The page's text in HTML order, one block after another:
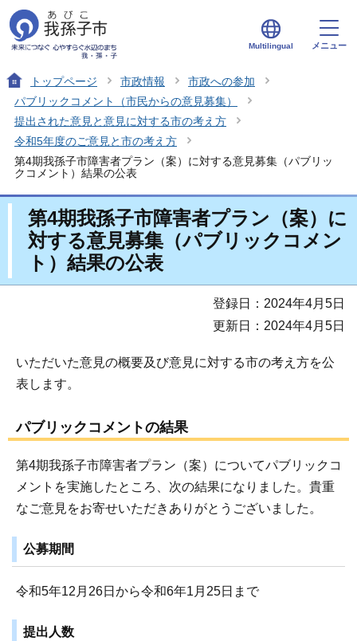
Multilingual メニュー
トップページ 市政情報
市政への参加
パブリックコメント（市民からの意見募集）
提出された意見と意見に対する市の考え方
令和5年度のご意見と市の考え方
第4期我孫子市障害者プラン（案）に対する意見募集（パブリッ
クコメント）結果の公表
第4期我孫子市障害者プラン（案）に
対する意見募集（パブリックコメン
ト）結果の公表
登録日：2024年4月5日
更新日：2024年4月5日
いただいた意見の概要及び意見に対する市の考え方を公
表します。
パブリックコメントの結果
第4期我孫子市障害者プラン（案）についてパブリックコ
メントを実施したところ、次の結果になりました。貴重
なご意見をお寄せいただきありがとうございました。
公募期間
令和5年12月26日から令和6年1月25日まで
提出人数